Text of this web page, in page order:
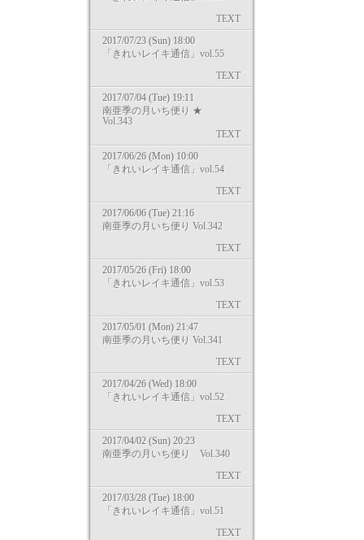
TEXT
2017/07/23 (Sun) 18:00
「きれいレイキ通信」vol.55
TEXT
2017/07/04 (Tue) 19:11
南亜季の月いち便り ★
Vol.343
TEXT
2017/06/26 (Mon) 10:00
「きれいレイキ通信」vol.54
TEXT
2017/06/06 (Tue) 21:16
南亜季の月いち便り Vol.342
TEXT
2017/05/26 (Fri) 18:00
「きれいレイキ通信」vol.53
TEXT
2017/05/01 (Mon) 21:47
南亜季の月いち便り Vol.341
TEXT
2017/04/26 (Wed) 18:00
「きれいレイキ通信」vol.52
TEXT
2017/04/02 (Sun) 20:23
南亜季の月いち便り Vol.340
TEXT
2017/03/28 (Tue) 18:00
「きれいレイキ通信」vol.51
TEXT